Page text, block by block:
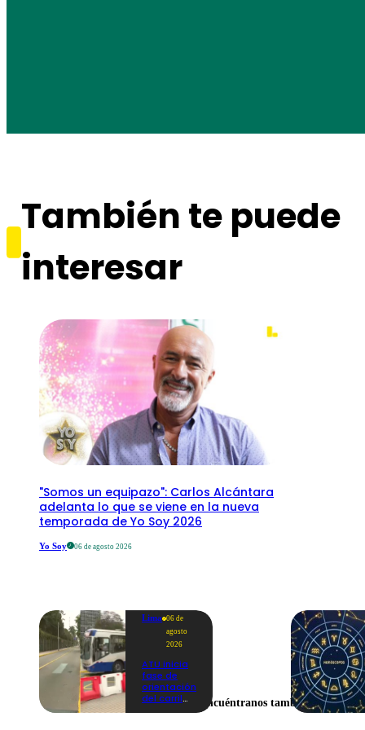
También te puede
interesar
"Somos un equipazo": Carlos Alcántara
adelanta lo que se viene en la nueva
temporada de Yo Soy 2026
Yo Soy 06 de agosto 2026
Lima 06 de
agosto
2026
ATU inicia
fase de
orientación
del carril
Encuéntranos también en